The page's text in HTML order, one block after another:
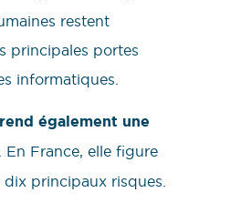
restent
principales portes
informatiques.
également une
. En France, elle figure
dix principaux risques.